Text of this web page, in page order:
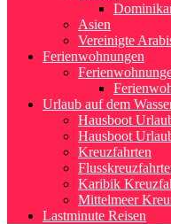
Asien
Vereinigte
Ferienwohnungen
Urlaub auf dem
Hausboot
Hausboot
Kreuzfahrten
Karibik
Mittelmeer
Lastminute Reisen